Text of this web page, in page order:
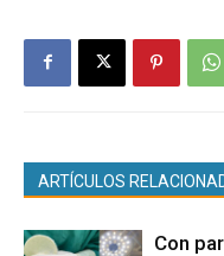
ARTÍCULOS
Con